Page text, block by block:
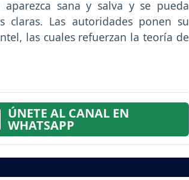
sana y salva y se pueda
claras. Las autoridades ponen su
las cuales refuerzan la teoría de
ÚNETE AL CANAL EN
WHATSAPP